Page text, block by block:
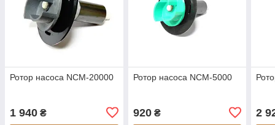
Ротор насоса NCM-20000
1 940 ₴
Ротор насоса NCM-5000
920₴ 2